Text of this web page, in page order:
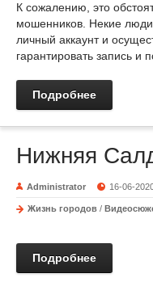
К сожалению, это
мошенников. Некие
личный аккаунт и
гарантировать запись и
Подробнее
Нижняя
Administrator 16-06-
Жизнь городов /
Подробнее